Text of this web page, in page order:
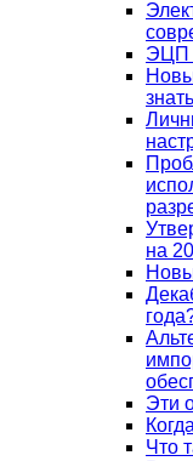
ЭЦП
на
Эти
Что